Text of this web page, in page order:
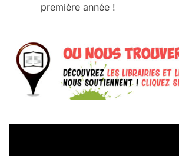
première année !